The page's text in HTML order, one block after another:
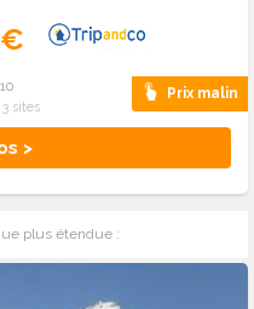
Prix malin
>
sites
plus étendue :